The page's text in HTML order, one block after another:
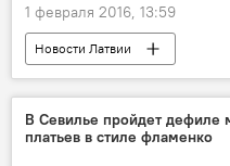
1 февраля 2016, 13:59
Новости Латвии
В Севилье пройдет дефиле
платьев в стиле фламенко